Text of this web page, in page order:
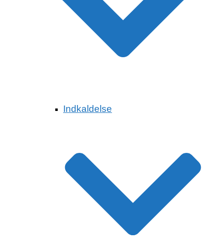
Indkaldelse